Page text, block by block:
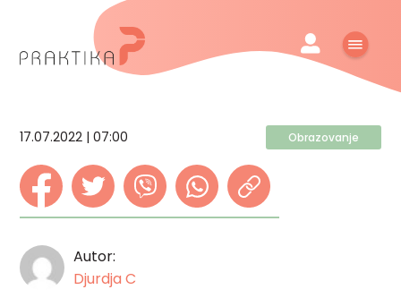
17.07.2022 | 07:00 Obrazovanje
Autor:
Djurdja C